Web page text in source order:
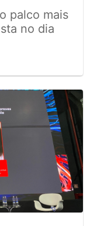
palco mais
no dia